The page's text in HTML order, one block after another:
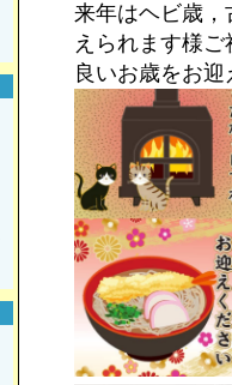
来年はヘビ歳
えられます様
良いお歳をお